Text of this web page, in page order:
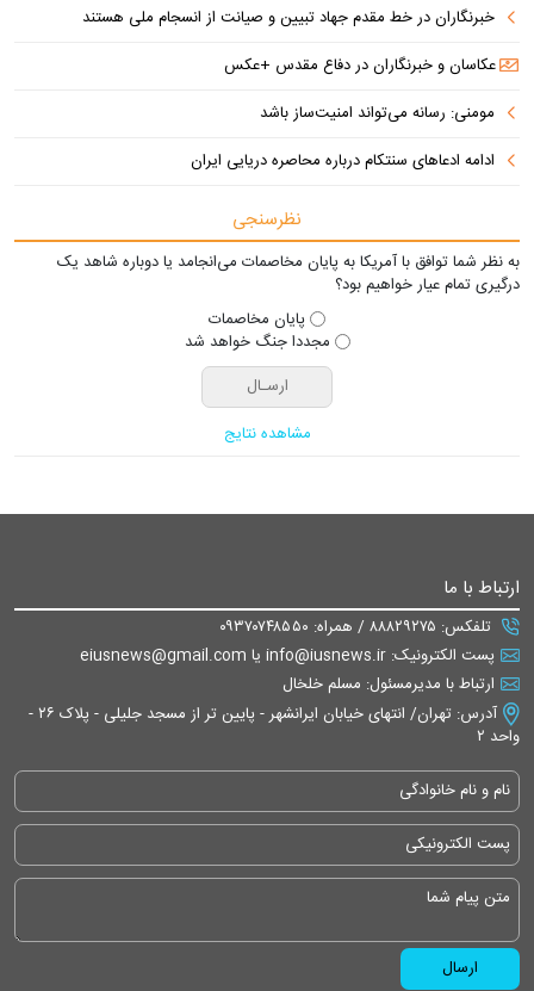
خبرنگاران در خط مقدم جهاد تبیین و صیانت از انسجام ملی هستند
عکاسان و خبرنگاران در دفاع مقدس +عکس
مومنی: رسانه می‌تواند امنیت‌ساز باشد
ادامه ادعاهای سنتکام درباره محاصره دریایی ایران
نظرسنجی
به نظر شما توافق با آمریکا به پایان مخاصمات می‌انجامد یا دوباره شاهد یک
درگیری تمام عیار خواهیم بود؟
پایان مخاصمات
مجددا جنگ خواهد شد
مشاهده نتایج
ارتباط با ما
تلفکس: ۸۸۸۲۹۲۷۵ / همراه: ۰۹۳۷۰۷۴۸۵۵۰
پست الکترونیک: info@iusnews.ir یا eiusnews@gmail.com
ارتباط با مدیرمسئول: مسلم خلخال
آدرس: تهران/ انتهای خیابان ایرانشهر - پایین تر از مسجد جلیلی - پلاک ۲۶ -
واحد ۲